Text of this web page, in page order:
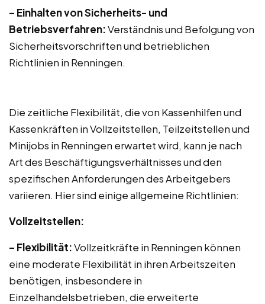
– Einhalten von Sicherheits- und
Betriebsverfahren:Verständnis und Befolgung von
Sicherheitsvorschriften und betrieblichen
Richtlinien in Renningen.
Die zeitliche Flexibilität, die von Kassenhilfen und
Kassenkräften in Vollzeitstellen, Teilzeitstellen und
Minijobs in Renningen erwartet wird, kann je nach
Art des Beschäftigungsverhältnisses und den
spezifischen Anforderungen des Arbeitgebers
variieren. Hier sind einige allgemeine Richtlinien:
Vollzeitstellen:
– Flexibilität:Vollzeitkräfte in Renningen können
eine moderate Flexibilität in ihren Arbeitszeiten
benötigen, insbesondere in
Einzelhandelsbetrieben, die erweiterte